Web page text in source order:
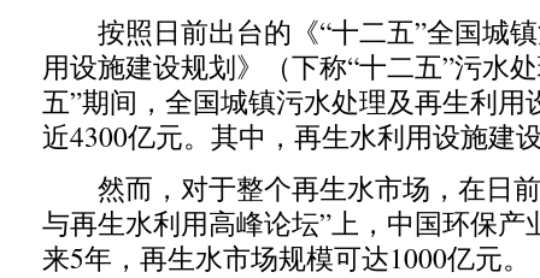
按照日前出台的《“十二五”全国城
用设施建设规划》（下称“十二五”污水
五”期间，全国城镇污水处理及再生利用
近4300亿元。其中，再生水利用设施建
然而，对于整个再生水市场，在日前
与再生水利用高峰论坛”上，中国环保产
来5年，再生水市场规模可达1000亿元。